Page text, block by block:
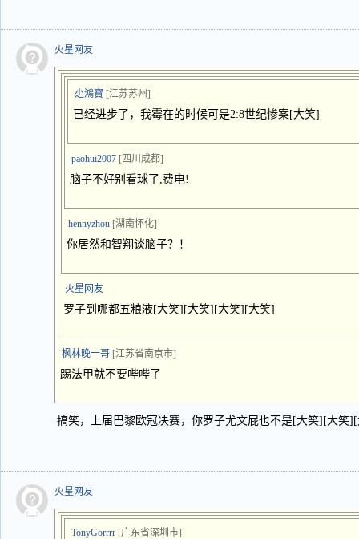
火星网友
尐鴻寶 [江苏苏州]
已经进步了，我霉在的时候可是2:8世纪惨案[大笑]
paohui2007 [四川成都]
脑子不好别看球了,费电!
hennyzhou [湖南怀化]
你居然和智翔谈脑子？！
火星网友
罗子到哪都五粮液[大笑][大笑][大笑][大笑]
枫林晚一哥 [江苏省南京市]
踢法甲就不要哔哔了
搞笑，上届巴黎欧冠决赛，你罗子尤文屁也不是[大笑][大笑
火星网友
TonyGorrrr [广东省深圳市]